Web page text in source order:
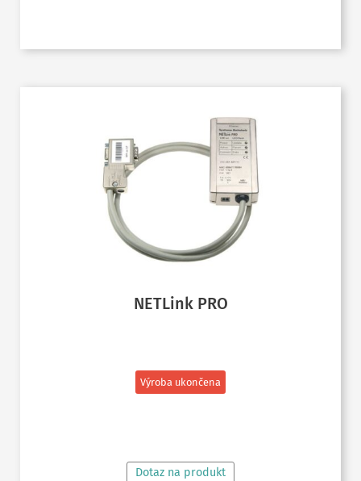
NETLink PRO
Výroba ukončena
Dotaz na produkt